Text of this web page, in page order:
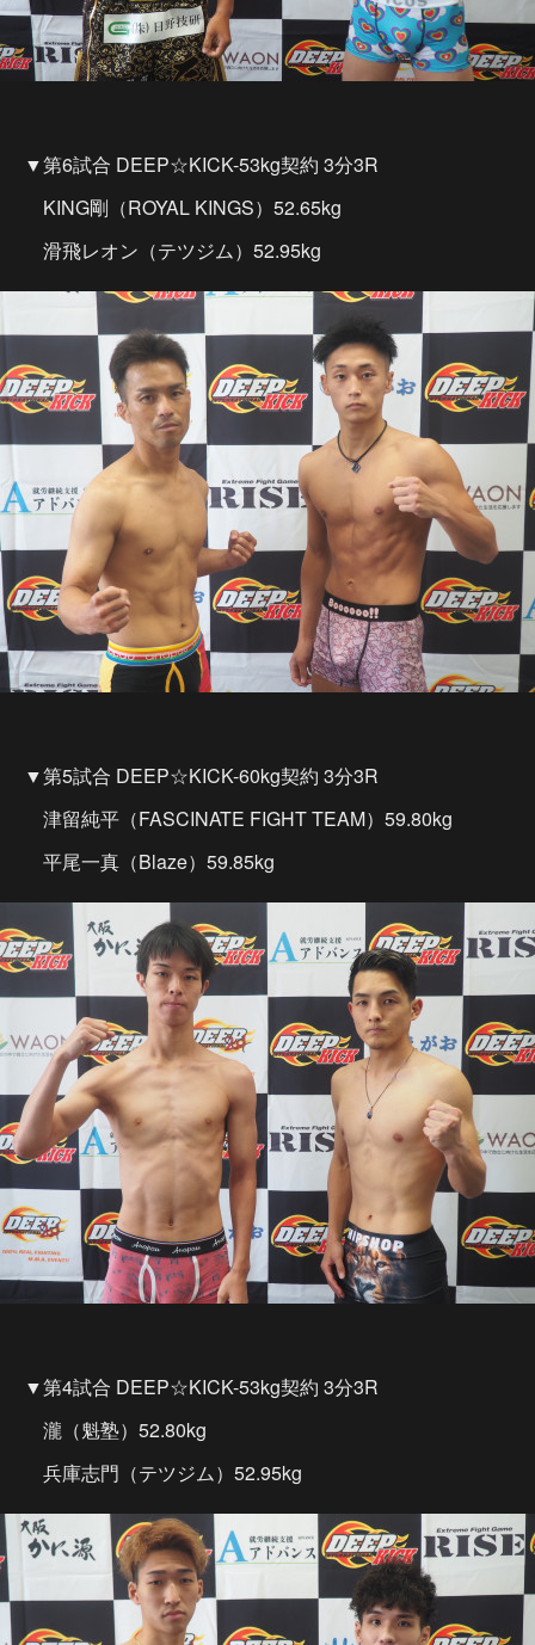
▼第6試合 DEEP☆KICK-53kg契約 3分3R
KING剛（ROYAL KINGS）52.65kg
滑飛レオン（テツジム）52.95kg
▼第5試合 DEEP☆KICK-60kg契約 3分3R
津留純平（FASCINATE FIGHT TEAM）59.80kg
平尾一真（Blaze）59.85kg
▼第4試合 DEEP☆KICK-53kg契約 3分3R
瀧（魁塾）52.80kg
兵庫志門（テツジム）52.95kg